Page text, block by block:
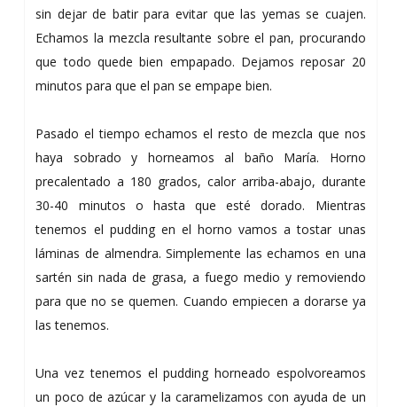
sin dejar de batir para evitar que las yemas se cuajen.
Echamos la mezcla resultante sobre el pan, procurando
que todo quede bien empapado. Dejamos reposar 20
minutos para que el pan se empape bien.
Pasado el tiempo echamos el resto de mezcla que nos
haya sobrado y horneamos al baño María. Horno
precalentado a 180 grados, calor arriba-abajo, durante
30-40 minutos o hasta que esté dorado. Mientras
tenemos el pudding en el horno vamos a tostar unas
láminas de almendra. Simplemente las echamos en una
sartén sin nada de grasa, a fuego medio y removiendo
para que no se quemen. Cuando empiecen a dorarse ya
las tenemos.
Una vez tenemos el pudding horneado espolvoreamos
un poco de azúcar y la caramelizamos con ayuda de un